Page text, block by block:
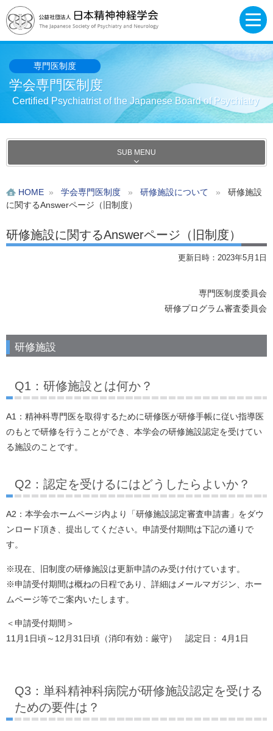
専門医制度
学会専門医制度
Certified Psychiatrist of the Japanese Board of Psychiatry
SUB MENU
HOME » 学会専門医制度 » 研修施設について »
研修施設
に関するAnswerページ（旧制度）
研修施設に関するAnswerページ（旧制度）
更新日時：2023年5月1日
専門医制度委員会
研修プログラム審査委員会
研修施設
Q1：研修施設とは何か？
A1：精神科専門医を取得するために研修医が研修手帳に従い指導医
のもとで研修を行うことができ、本学会の研修施設認定を受けてい
る施設のことです。
Q2：認定を受けるにはどうしたらよいか？
A2：本学会ホームページ内より「研修施設認定審査申請書」をダウ
ンロード頂き、提出してください。申請受付期間は下記の通りで
す。
※現在、旧制度の研修施設は更新申請のみ受け付けています。
※申請受付期間は概ねの日程であり、詳細はメールマガジン、ホー
ムページ等でご案内いたします。
＜申請受付期間＞
11月1日頃～12月31日頃（消印有効：厳守） 認定日： 4月1日
Q3：単科精神科病院が研修施設認定を受ける
ための要件は？